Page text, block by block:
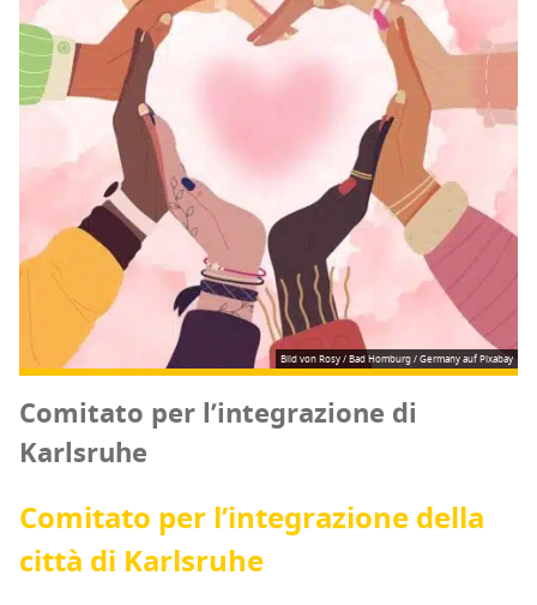
Bild vonRosy / Bad Homburg / GermanyaufPixabay
Comi­ta­to per l’in­te­gra­zio­ne di
Karlsruhe
Comi­ta­to per l’in­te­gra­zio­ne del­la
cit­tà di Karlsruhe